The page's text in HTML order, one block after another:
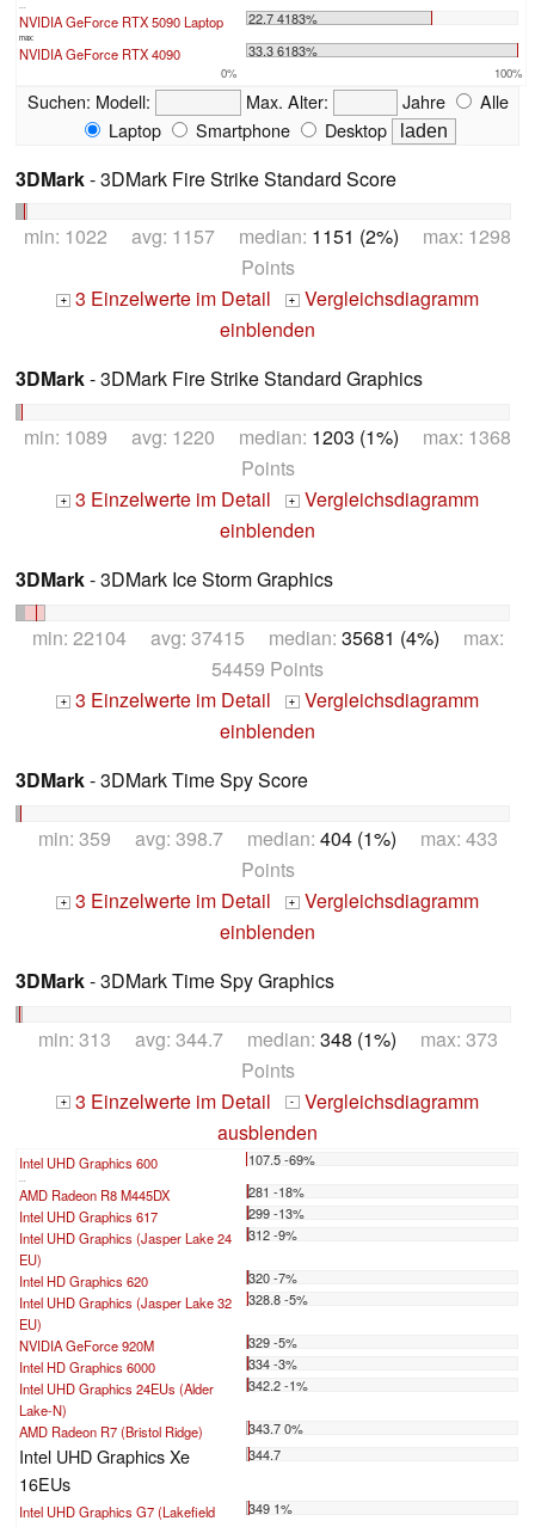
NVIDIA GeForce RTX 5090 Laptop 22.7 4183%
max:
NVIDIA GeForce RTX 4090 33.3 6183%
0% 100%
Suchen: Modell: Max. Alter: Jahre
Alle
Laptop
Smartphone Desktop
3DMark- 3DMark Fire Strike Standard Score
min: 1022 avg: 1157 median: 1151 (2%) max: 1298
Points
+ 3 Einzelwerte im Detail + Vergleichsdiagramm
einblenden
3DMark- 3DMark Fire Strike Standard Graphics
min: 1089 avg: 1220 median: 1203 (1%) max: 1368
Points
+ 3 Einzelwerte im Detail + Vergleichsdiagramm
einblenden
3DMark- 3DMark Ice Storm Graphics
min: 22104 avg: 37415 median: 35681 (4%) max:
54459 Points
+ 3 Einzelwerte im Detail + Vergleichsdiagramm
einblenden
3DMark- 3DMark Time Spy Score
min: 359 avg: 398.7 median: 404 (1%) max: 433
Points
+ 3 Einzelwerte im Detail + Vergleichsdiagramm
einblenden
3DMark- 3DMark Time Spy Graphics
min: 313 avg: 344.7 median: 348 (1%) max: 373
Points
+ 3 Einzelwerte im Detail - Vergleichsdiagramm
ausblenden
Intel UHD Graphics 600 107.5 -69%
AMD Radeon R8 M445DX
281 -18%
Intel UHD Graphics 617
299 -13%
Intel UHD Graphics (Jasper Lake 24
EU)
312 -9%
Intel HD Graphics 620
320 -7%
Intel UHD Graphics (Jasper Lake 32
EU)
328.8 -5%
NVIDIA GeForce 920M
329 -5%
Intel HD Graphics 6000
334 -3%
Intel UHD Graphics 24EUs (Alder
Lake-N)
342.2 -1%
AMD Radeon R7 (Bristol Ridge) 343.7 0%
Intel UHD Graphics Xe
16EUs
344.7
Intel UHD Graphics G7 (Lakefield
349 1%